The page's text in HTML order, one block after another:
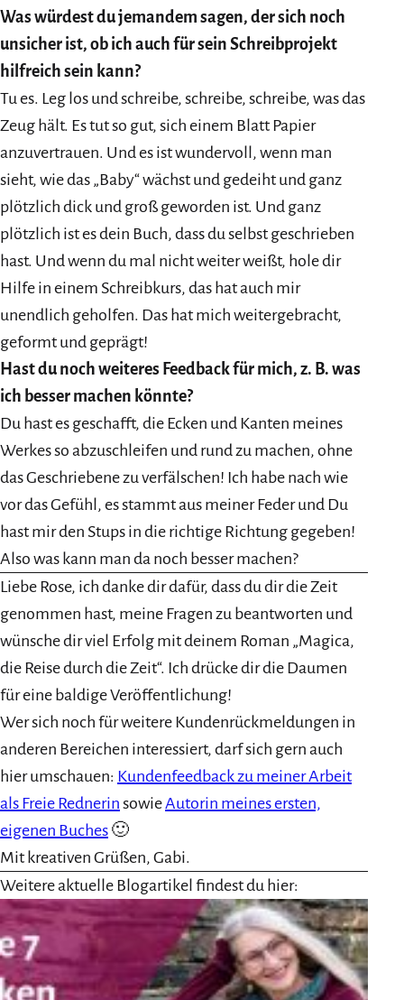
Was würdest du jemandem sagen, der sich noch
unsicher ist, ob ich auch für sein Schreibprojekt
hilfreich sein kann?
Tu es. Leg los und schreibe, schreibe, schreibe, was das
Zeug hält. Es tut so gut, sich einem Blatt Papier
anzuvertrauen. Und es ist wundervoll, wenn man
sieht, wie das „Baby“ wächst und gedeiht und ganz
plötzlich dick und groß geworden ist. Und ganz
plötzlich ist es dein Buch, dass du selbst geschrieben
hast. Und wenn du mal nicht weiter weißt, hole dir
Hilfe in einem Schreibkurs, das hat auch mir
unendlich geholfen. Das hat mich weitergebracht,
geformt und geprägt!
Hast du noch weiteres Feedback für mich, z. B. was
ich besser machen könnte?
Du hast es geschafft, die Ecken und Kanten meines
Werkes so abzuschleifen und rund zu machen, ohne
das Geschriebene zu verfälschen! Ich habe nach wie
vor das Gefühl, es stammt aus meiner Feder und Du
hast mir den Stups in die richtige Richtung gegeben!
Also was kann man da noch besser machen?
Liebe Rose, ich danke dir dafür, dass du dir die Zeit
genommen hast, meine Fragen zu beantworten und
wünsche dir viel Erfolg mit deinem Roman „Magica,
die Reise durch die Zeit“. Ich drücke dir die Daumen
für eine baldige Veröffentlichung!
Wer sich noch für weitere Kundenrückmeldungen in
anderen Bereichen interessiert, darf sich gern auch
hier umschauen: Kundenfeedback zu meiner Arbeit
als Freie Rednerin sowieAutorin meines ersten,
eigenen Buches 🙂
Mit kreativen Grüßen, Gabi.
Weitere aktuelle Blogartikel findest du hier: